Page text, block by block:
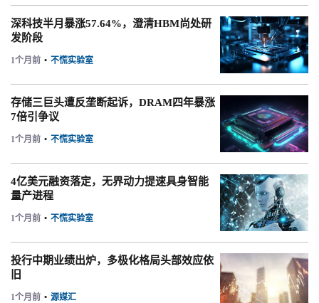
深科技半月暴涨57.64%，澄清HBM尚处研
发阶段
1个月前 • 不慌实验室
存储三巨头遭反垄断起诉，DRAM四年暴涨
7倍引争议
1个月前 • 不慌实验室
4亿美元融资落定，无界动力提速具身智能
量产进程
1个月前 • 不慌实验室
投行中期业绩出炉，多极化格局头部效应依
旧
1个月前 • 源媒汇